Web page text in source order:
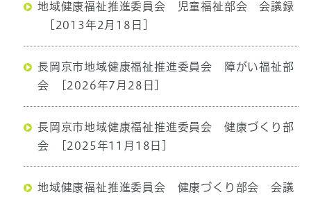
地域健康福祉推進委員会 児童福祉部会 会議録
[2013年2月18日]
長岡京市地域健康福祉推進委員会 障がい福祉部
会
[2026年7月28日]
長岡京市地域健康福祉推進委員会 健康づくり部
会
[2025年11月18日]
地域健康福祉推進委員会 健康づくり部会 会議